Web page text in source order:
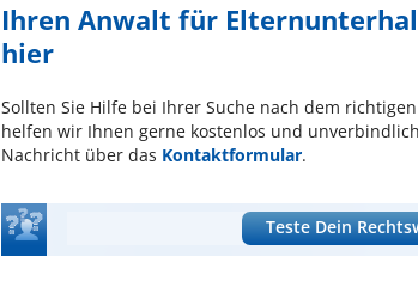
Ihren Anwalt für
hier
Sollten Sie Hilfe bei Ihrer Suche nach dem
helfen wir Ihnen gerne kostenlos und
Nachricht über das Kontaktformular.
Teste Dein